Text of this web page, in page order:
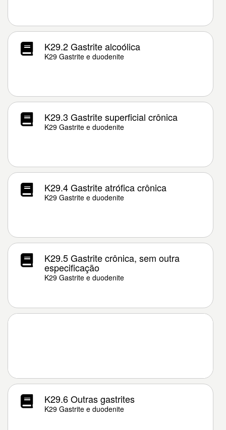
K29.2 Gastrite alcoólica
K29 Gastrite e duodenite
K29.3 Gastrite superficial crônica
K29 Gastrite e duodenite
K29.4 Gastrite atrófica crônica
K29 Gastrite e duodenite
K29.5 Gastrite crônica, sem outra
especificação
K29 Gastrite e duodenite
K29.6 Outras gastrites
K29 Gastrite e duodenite